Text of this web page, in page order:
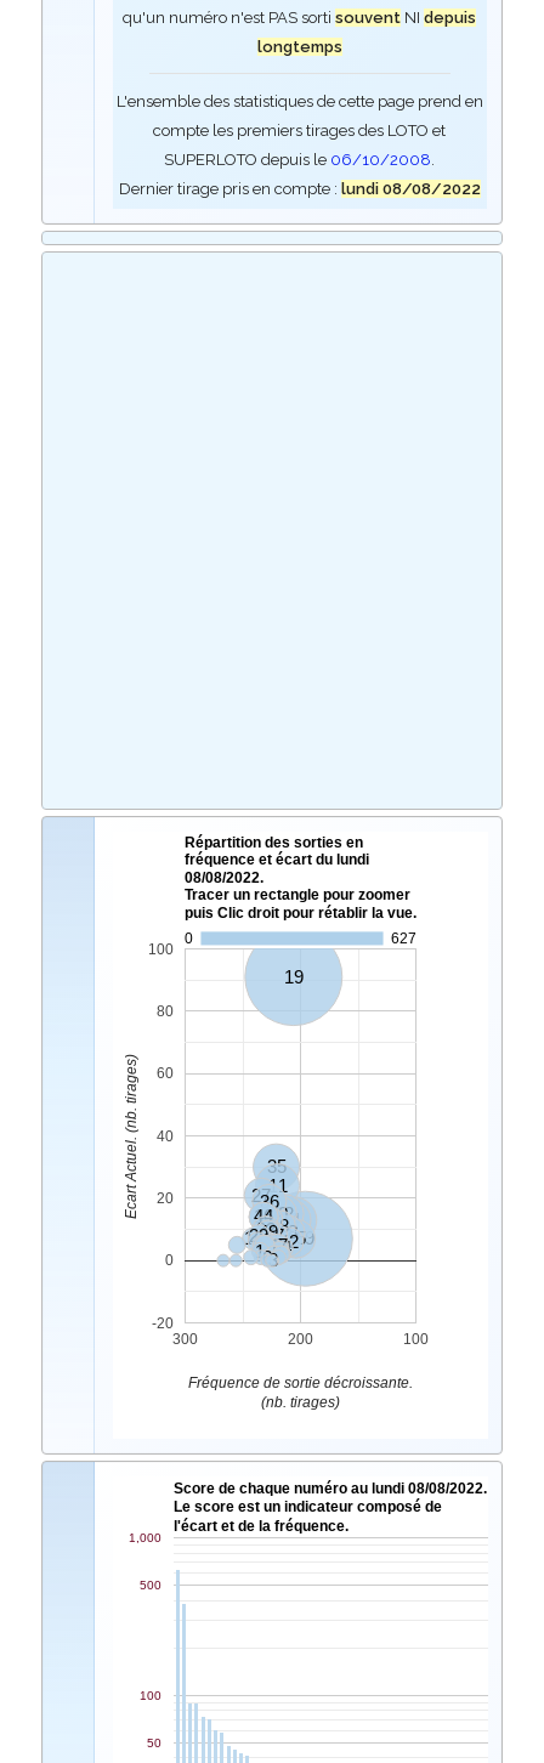
qu'un numéro n'est PAS sortisouvent NIdepuis
longtemps
L'ensemble des statistiques de cette page prend en
compte les premiers tirages des LOTO et
SUPERLOTO depuis le 06/10/2008.
Dernier tirage pris en compte : lundi 08/08/2022
Répartition des sorties en
fréquence et écart du lundi
08/08/2022.
Tracer un rectangle pour zoomer
puis Clic droit pour rétablir la vue.
0
627
19
39
8
35
11
34
12
25
20
18
2736
48
9
16
42
44
17
33
49
2
714
15 21
2946
47
4
1 5
63
300 200 100
-20
0
20
40
60
80
100
Fréquence de sortie décroissante.
(nb. tirages)
Ecart Actuel. (nb. tirages)
Score de chaque numéro au lundi 08/08/2022.
Le score est un indicateur composé de
l'écart et de la fréquence.
50
100
500
1,000